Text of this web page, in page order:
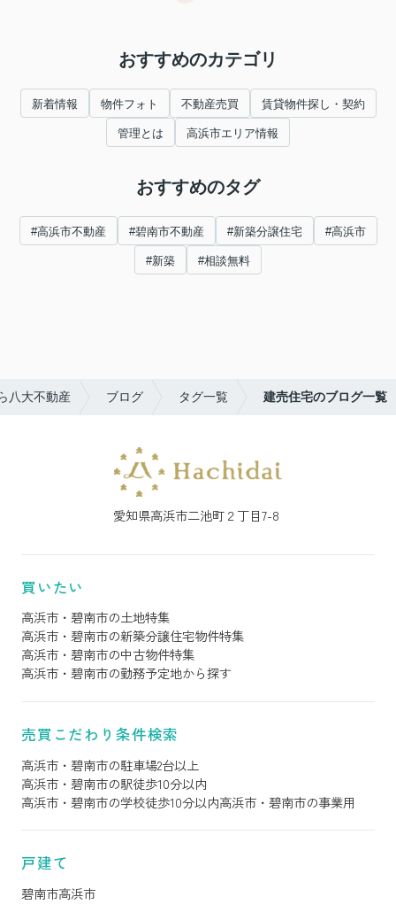
おすすめのカテゴリ
新着情報 物件フォト 不動産売買 賃貸物件探し・契約
管理とは 高浜市エリア情報
おすすめのタグ
#高浜市不動産 #碧南市不動産 #新築分譲住宅 #高浜市
#新築 #相談無料
八大不動産 ブログ タグ一覧 建売住宅のブログ一覧
愛知県高浜市二池町２丁目7-8
買いたい
高浜市・碧南市の土地特集
高浜市・碧南市の新築分譲住宅物件特集
高浜市・碧南市の中古物件特集
高浜市・碧南市の勤務予定地から探す
売買こだわり条件検索
高浜市・碧南市の駐車場2台以上
高浜市・碧南市の駅徒歩10分以内
高浜市・碧南市の学校徒歩10分以内高浜市・碧南市の事業用
戸建て
碧南市高浜市